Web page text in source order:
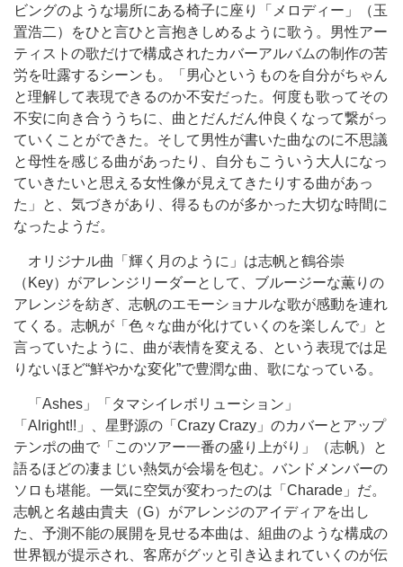
ビングのような場所にある椅子に座り「メロディー」（玉
置浩二）をひと言ひと言抱きしめるように歌う。男性アー
ティストの歌だけで構成されたカバーアルバムの制作の苦
労を吐露するシーンも。「男心というものを自分がちゃん
と理解して表現できるのか不安だった。何度も歌ってその
不安に向き合ううちに、曲とだんだん仲良くなって繋がっ
ていくことができた。そして男性が書いた曲なのに不思議
と母性を感じる曲があったり、自分もこういう大人になっ
ていきたいと思える女性像が見えてきたりする曲があっ
た」と、気づきがあり、得るものが多かった大切な時間に
なったようだ。
オリジナル曲「輝く月のように」は志帆と鶴谷崇
（Key）がアレンジリーダーとして、ブルージーな薫りの
アレンジを紡ぎ、志帆のエモーショナルな歌が感動を連れ
てくる。志帆が「色々な曲が化けていくのを楽しんで」と
言っていたように、曲が表情を変える、という表現では足
りないほど“鮮やかな変化”で豊潤な曲、歌になっている。
「Ashes」「タマシイレボリューション」
「Alright!!」、星野源の「Crazy Crazy」のカバーとアップ
テンポの曲で「このツアー一番の盛り上がり」（志帆）と
語るほどの凄まじい熱気が会場を包む。バンドメンバーの
ソロも堪能。一気に空気が変わったのは「Charade」だ。
志帆と名越由貴夫（G）がアレンジのアイディアを出し
た、予測不能の展開を見せる本曲は、組曲のような構成の
世界観が提示され、客席がグッと引き込まれていくのが伝